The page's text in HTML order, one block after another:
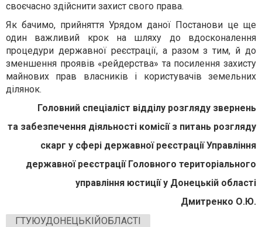
своєчасно здійснити захист свого права.
Як бачимо, прийняття Урядом даної Постанови це ще
один важливий крок на шляху до вдосконалення
процедури державної реєстрації, а разом з тим, й до
зменшення проявів «рейдерства» та посилення захисту
майнових прав власників і користувачів земельних
ділянок.
Головний спеціаліст відділу розгляду звернень
та забезпечення діяльності комісії з питань розгляду
скарг у сфері державної реєстрації Управління
державної реєстрації Головного територіального
управління юстиції у Донецькій області
Дмитренко О.Ю.
ГТУЮУДОНЕЦЬКІЙОБЛАСТІ